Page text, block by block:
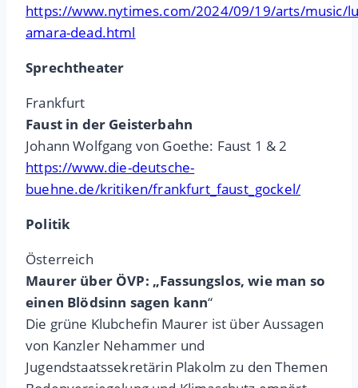
https://www.nytimes.com/2024/09/19/arts/music/
amara-dead.html
Sprechtheater
Frankfurt
Faust in der Geisterbahn
Johann Wolfgang von Goethe: Faust 1 & 2
https://www.die-deutsche-
buehne.de/kritiken/frankfurt_faust_gockel/
Politik
Österreich
Maurer über ÖVP: „Fassungslos, wie man so
einen Blödsinn sagen kann“
Die grüne Klubchefin Maurer ist über Aussagen
von Kanzler Nehammer und
Jugendstaatssekretärin Plakolm zu den Themen